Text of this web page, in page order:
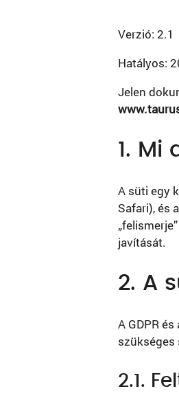
Verzió: 2.1
Hatályos:
Jelen
1.
A süti egy
Safari), és
javítását.
2. A
A GDPR
szükséges
2.1.